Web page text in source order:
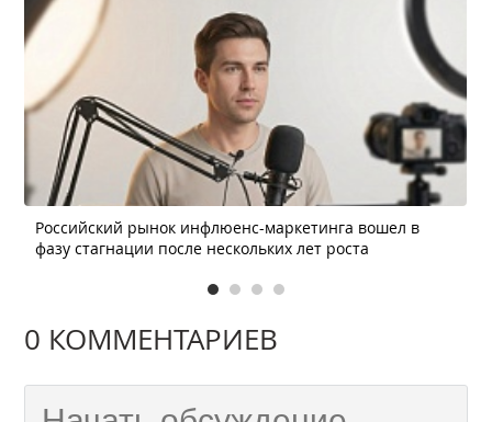
Российский рынок инфлюенс-маркетинга вошел в
фазу стагнации после нескольких лет роста
0 КОММЕНТАРИЕВ